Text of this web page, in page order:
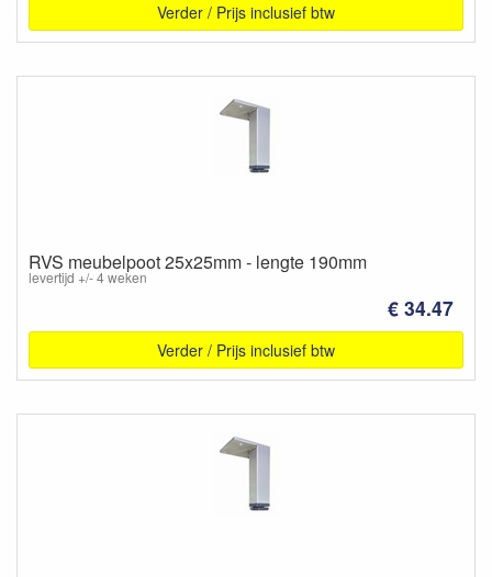
Verder / Prijs inclusief btw
RVS meubelpoot 25x25mm - lengte 190mm
levertijd +/- 4 weken
€ 34.47
Verder / Prijs inclusief btw